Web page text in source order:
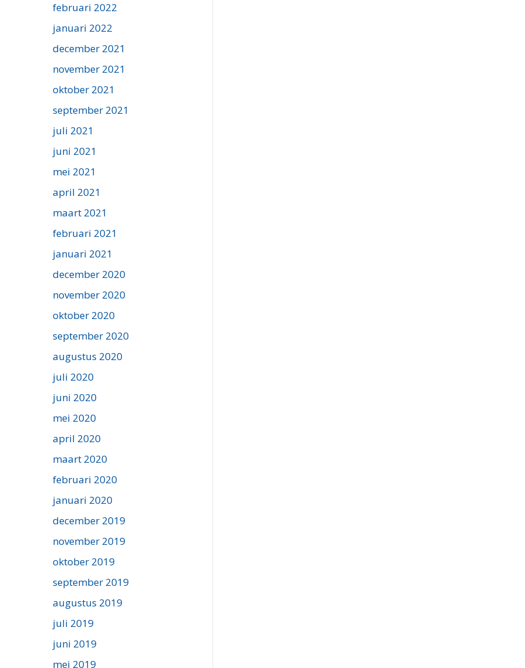
februari 2022
januari 2022
december 2021
november 2021
oktober 2021
september 2021
juli 2021
juni 2021
mei 2021
april 2021
maart 2021
februari 2021
januari 2021
december 2020
november 2020
oktober 2020
september 2020
augustus 2020
juli 2020
juni 2020
mei 2020
april 2020
maart 2020
februari 2020
januari 2020
december 2019
november 2019
oktober 2019
september 2019
augustus 2019
juli 2019
juni 2019
mei 2019